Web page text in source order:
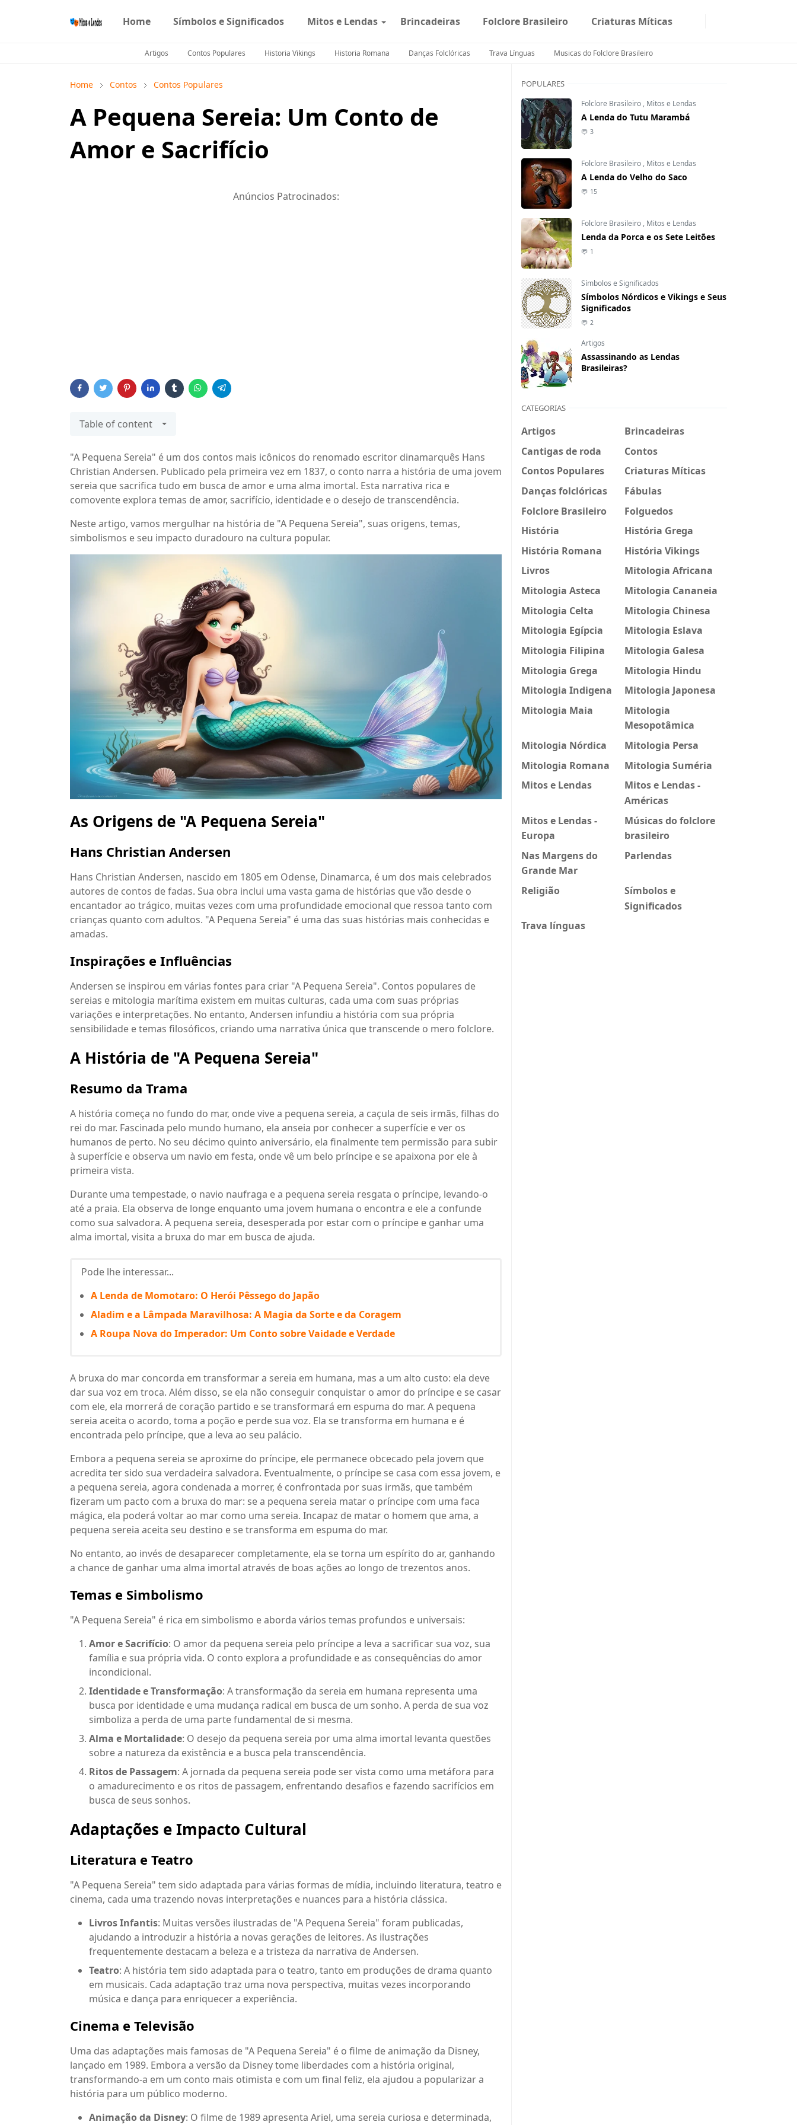
Home Símbolos e Significados Mitos e Lendas Brincadeiras Folclore Brasileiro Criaturas Míticas
Artigos Contos Populares Historia Vikings Historia Romana Danças Folclóricas Trava Línguas Musicas do Folclore Brasileiro
Home Contos Contos Populares
A Pequena Sereia: Um Conto de
Amor e Sacrifício
Anúncios Patrocinados:
Table of content
"A Pequena Sereia" é um dos contos mais icônicos do renomado escritor dinamarquês Hans
Christian Andersen. Publicado pela primeira vez em 1837, o conto narra a história de uma jovem
sereia que sacrifica tudo em busca de amor e uma alma imortal. Esta narrativa rica e
comovente explora temas de amor, sacrifício, identidade e o desejo de transcendência.
Neste artigo, vamos mergulhar na história de "A Pequena Sereia", suas origens, temas,
simbolismos e seu impacto duradouro na cultura popular.
As Origens de "A Pequena Sereia"
Hans Christian Andersen
Hans Christian Andersen, nascido em 1805 em Odense, Dinamarca, é um dos mais celebrados
autores de contos de fadas. Sua obra inclui uma vasta gama de histórias que vão desde o
encantador ao trágico, muitas vezes com uma profundidade emocional que ressoa tanto com
crianças quanto com adultos. "A Pequena Sereia" é uma das suas histórias mais conhecidas e
amadas.
Inspirações e Influências
Andersen se inspirou em várias fontes para criar "A Pequena Sereia". Contos populares de
sereias e mitologia marítima existem em muitas culturas, cada uma com suas próprias
variações e interpretações. No entanto, Andersen infundiu a história com sua própria
sensibilidade e temas filosóficos, criando uma narrativa única que transcende o mero folclore.
A História de "A Pequena Sereia"
Resumo da Trama
A história começa no fundo do mar, onde vive a pequena sereia, a caçula de seis irmãs, filhas do
rei do mar. Fascinada pelo mundo humano, ela anseia por conhecer a superfície e ver os
humanos de perto. No seu décimo quinto aniversário, ela finalmente tem permissão para subir
à superfície e observa um navio em festa, onde vê um belo príncipe e se apaixona por ele à
primeira vista.
Durante uma tempestade, o navio naufraga e a pequena sereia resgata o príncipe, levando-o
até a praia. Ela observa de longe enquanto uma jovem humana o encontra e ele a confunde
como sua salvadora. A pequena sereia, desesperada por estar com o príncipe e ganhar uma
alma imortal, visita a bruxa do mar em busca de ajuda.
Pode lhe interessar...
A Lenda de Momotaro: O Herói Pêssego do Japão
Aladim e a Lâmpada Maravilhosa: A Magia da Sorte e da Coragem
A Roupa Nova do Imperador: Um Conto sobre Vaidade e Verdade
A bruxa do mar concorda em transformar a sereia em humana, mas a um alto custo: ela deve
dar sua voz em troca. Além disso, se ela não conseguir conquistar o amor do príncipe e se casar
com ele, ela morrerá de coração partido e se transformará em espuma do mar. A pequena
sereia aceita o acordo, toma a poção e perde sua voz. Ela se transforma em humana e é
encontrada pelo príncipe, que a leva ao seu palácio.
Embora a pequena sereia se aproxime do príncipe, ele permanece obcecado pela jovem que
acredita ter sido sua verdadeira salvadora. Eventualmente, o príncipe se casa com essa jovem, e
a pequena sereia, agora condenada a morrer, é confrontada por suas irmãs, que também
fizeram um pacto com a bruxa do mar: se a pequena sereia matar o príncipe com uma faca
mágica, ela poderá voltar ao mar como uma sereia. Incapaz de matar o homem que ama, a
pequena sereia aceita seu destino e se transforma em espuma do mar.
No entanto, ao invés de desaparecer completamente, ela se torna um espírito do ar, ganhando
a chance de ganhar uma alma imortal através de boas ações ao longo de trezentos anos.
Temas e Simbolismo
"A Pequena Sereia" é rica em simbolismo e aborda vários temas profundos e universais:
Amor e Sacrifício: O amor da pequena sereia pelo príncipe a leva a sacrificar sua voz, sua
família e sua própria vida. O conto explora a profundidade e as consequências do amor
incondicional.
Identidade e Transformação: A transformação da sereia em humana representa uma
busca por identidade e uma mudança radical em busca de um sonho. A perda de sua voz
simboliza a perda de uma parte fundamental de si mesma.
Alma e Mortalidade: O desejo da pequena sereia por uma alma imortal levanta questões
sobre a natureza da existência e a busca pela transcendência.
Ritos de Passagem: A jornada da pequena sereia pode ser vista como uma metáfora para
o amadurecimento e os ritos de passagem, enfrentando desafios e fazendo sacrifícios em
busca de seus sonhos.
Adaptações e Impacto Cultural
Literatura e Teatro
"A Pequena Sereia" tem sido adaptada para várias formas de mídia, incluindo literatura, teatro e
cinema, cada uma trazendo novas interpretações e nuances para a história clássica.
Livros Infantis: Muitas versões ilustradas de "A Pequena Sereia" foram publicadas,
ajudando a introduzir a história a novas gerações de leitores. As ilustrações
frequentemente destacam a beleza e a tristeza da narrativa de Andersen.
Teatro: A história tem sido adaptada para o teatro, tanto em produções de drama quanto
em musicais. Cada adaptação traz uma nova perspectiva, muitas vezes incorporando
música e dança para enriquecer a experiência.
Cinema e Televisão
Uma das adaptações mais famosas de "A Pequena Sereia" é o filme de animação da Disney,
lançado em 1989. Embora a versão da Disney tome liberdades com a história original,
transformando-a em um conto mais otimista e com um final feliz, ela ajudou a popularizar a
história para um público moderno.
Animação da Disney: O filme de 1989 apresenta Ariel, uma sereia curiosa e determinada,
POPULARES
Folclore Brasileiro , Mitos e Lendas
A Lenda do Tutu Marambá
3
Folclore Brasileiro , Mitos e Lendas
A Lenda do Velho do Saco
15
Folclore Brasileiro , Mitos e Lendas
Lenda da Porca e os Sete Leitões
1
Símbolos e Significados
Símbolos Nórdicos e Vikings e Seus
Significados
2
Artigos
Assassinando as Lendas
Brasileiras?
CATEGORIAS
Artigos
Brincadeiras
Cantigas de roda
Contos
Contos Populares
Criaturas Míticas
Danças folclóricas
Fábulas
Folclore Brasileiro
Folguedos
História
História Grega
História Romana
História Vikings
Livros
Mitologia Africana
Mitologia Asteca
Mitologia Cananeia
Mitologia Celta
Mitologia Chinesa
Mitologia Egípcia
Mitologia Eslava
Mitologia Filipina
Mitologia Galesa
Mitologia Grega
Mitologia Hindu
Mitologia Indigena
Mitologia Japonesa
Mitologia Maia
Mitologia
Mesopotâmica
Mitologia Nórdica
Mitologia Persa
Mitologia Romana
Mitologia Suméria
Mitos e Lendas
Mitos e Lendas -
Américas
Mitos e Lendas -
Europa
Músicas do folclore
brasileiro
Nas Margens do
Grande Mar
Parlendas
Religião
Símbolos e
Significados
Trava línguas